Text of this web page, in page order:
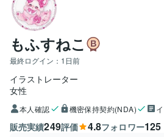
もふすねこ
最終ログイン： 1日前
イラストレーター
女性
本人確認 機密保持契約(NDA)
販売実績249評価 4.8フォロワー125